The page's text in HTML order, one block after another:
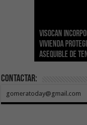
Visocan
vivienda
asequible de
Sanidad
los centros de
ecografía
El Gobierno de
Sal Marina
Transición
autónomo en
del Teide
La ESSSCAN
auxilios para
Proyecto Ganar
El Gobierno de
valor de
para sufragar
Contactar:
gomeratoday@gmail.com